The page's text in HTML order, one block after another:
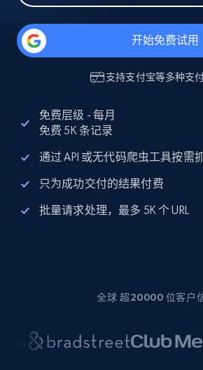
开始免费试用
支持支付宝等多种支
免费层级 - 每月
免费 5K 条记录
通过 API 或无代码爬虫工具按需
只为成功交付的结果付费
批量请求处理，最多 5K 个 URL
全球 超20000 位客户